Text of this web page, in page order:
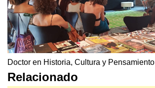
Doctor en Historia, Cultura y Pensamiento
Relacionado